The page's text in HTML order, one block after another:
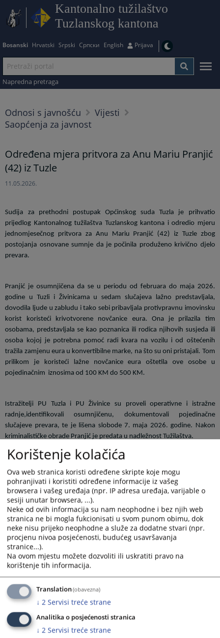
Kantonalno tužilaštvo
Tuzlanskog kantona
Bosanski Hrvatski Srpski Српски English Prijava
Napredna pretraga
Odnosi s javnošću
Vijesti
Saopćenja za javnost
Određena mjera pritvora za Anu Mariu Pranjić
(42) iz Tuzle
11.05.2026.
Sudija za prethodni postupak Općinskog suda Tuzla je prihvatio
prijedlog Kantonalnog tužilaštva Tuzlanskog kantona i odredio mjeru
jednomjesečnog pritvora za Anu Mariu Pranjić (42) iz Tuzle zbog
postojanja osnovane sumnje da je počinila produženo krivično djelo
prevara.
Pranjić je osumnjičena da se u periodu od februara do maja 2026.
godine u Tuzli i Živinicama u sedam slučajeva lažno predstavljala,
dovodila ljude u zabludu i tako sebi pribavljala protivpravnu imovinsku
korist koristeći krivotvorene novčanice eura. Ona je prilazila tim
osobama, predstavljala se kao poznanica ili rodica njihovih susjeda ili
osoba kojoj je potrebna pomoć radi kvara na vozilu i od oštećenih
tražila zamjenu eura u konvertibilne marke, na što su oni pristajali. Tom
prilikom je koristeći lažne novčanice eura oštetila ove osobe u
pojedinačnim iznosima od 100 KM do 500 KM.
Istražitelji PU Tuzla i PU Živinice su proveli operativne i istražne
radnje,identifikovali osumnjičenu, dokumentovali pojedinačne
slučajeve prevara, te je lišena slobode 7. maja 2026. godine. Nakon
kriminalističke obrade Pranjić je predata u nadležnost Tužilaštva.
Postupajući tužilac je donio naredbu o provođenju istrage i ispitao
osumnjičenu.
Ana Maria Pranjić je više puta osuđivana zbog krivičnih djela protiv
imovine.
Molimo Vas da pri preuzimanju ili prenošenju informacija koje objavljuje
Kantonalno tužilaštvo Tuzlanskog kantona o predmetima
Korištenje kolačića
Ova web stranica koristi određene skripte koje mogu
pohranjivati i koristiti određene informacije iz vašeg
browsera i vašeg uređaja (npr. IP adresa uređaja, varijable o
sesiji unutar browsera, ...).
Neke od ovih informacija su nam neophodne i bez njih web
stranica ne bi mogla fukcionisati u svom punom obimu, dok
neke nisu prijeko neophodne a služe za dodatne stvari (npr.
procjenu nivoa posjećenosti, budućeg usavršavanja
stranice...).
Na ovom mjestu možete dozvoliti ili uskratiti pravo na
korištenje tih informacija.
Translation(obavezna)
↓ 2 Servisi treće strane
Analitika o posjećenosti stranica
↓ 2 Servisi treće strane